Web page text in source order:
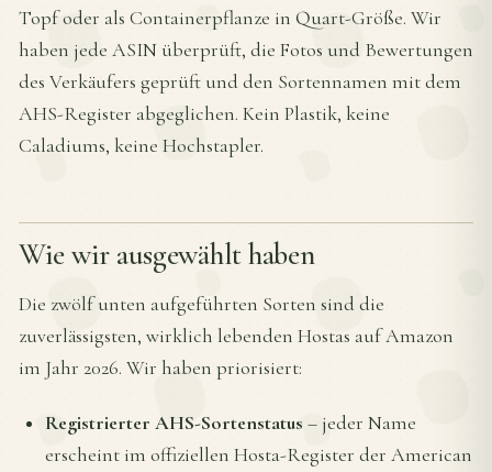
Topf oder als Containerpflanze in Quart-Größe. Wir
haben jede ASIN überprüft, die Fotos und Bewertungen
des Verkäufers geprüft und den Sortennamen mit dem
AHS-Register abgeglichen. Kein Plastik, keine
Caladiums, keine Hochstapler.
Wie wir ausgewählt haben
Die zwölf unten aufgeführten Sorten sind die
zuverlässigsten, wirklich lebenden Hostas auf Amazon
im Jahr 2026. Wir haben priorisiert:
Registrierter AHS-Sortenstatus – jeder Name
erscheint im offiziellen Hosta-Register der American